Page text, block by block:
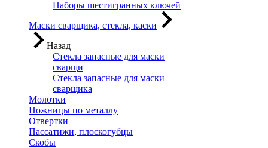
Наборы шестигранных ключей
Маски сварщика, стекла, каски
Назад
Стекла запасные для маски
сварщи
Стекла запасные для маски
сварщика
Молотки
Ножницы по металлу
Отвертки
Пассатижи, плоскогубцы
Скобы